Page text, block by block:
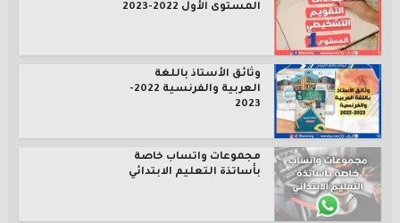
المستوى الأول 2022-2023
وثائق الأستاذ باللغة
العربية والفرنسية 2022-
2023
مجموعات واتساب خاصة
بأساتذة التعليم الابتدائي